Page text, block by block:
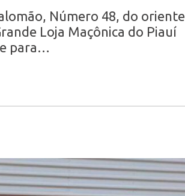
Número 48, do oriente
Loja Maçônica do Piauí
para…